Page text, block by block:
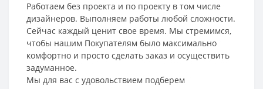
Работаем без проекта и по проекту в том числе
дизайнеров. Выполняем работы любой сложности.
Сейчас каждый ценит свое время. Мы стремимся,
чтобы нашим Покупателям было максимально
комфортно и просто сделать заказ и осуществить
задуманное.
Мы для вас с удовольствием подберем